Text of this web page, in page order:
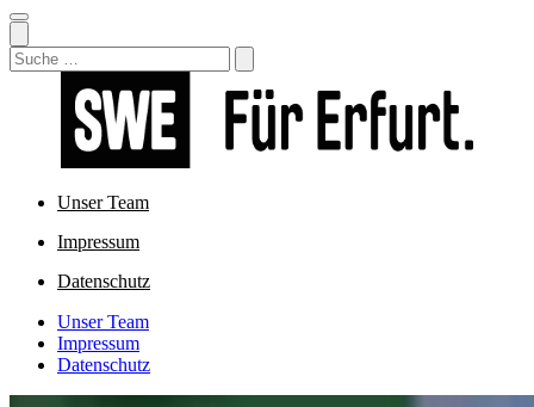
Search
Unser Team
Impressum
Datenschutz
Unser Team
Impressum
Datenschutz